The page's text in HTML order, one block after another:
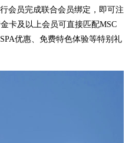
会员完成联合会员绑定，即可注
卡及以上会员可直接匹配MSC
优惠、免费特色体验等特别礼